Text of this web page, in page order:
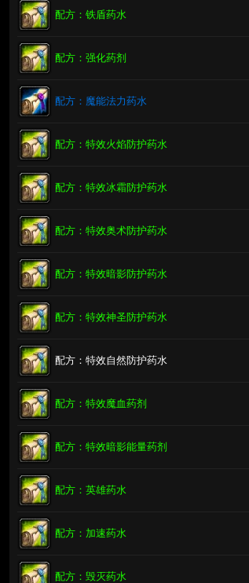
配方：铁盾药水
配方：强化药剂
配方：魔能法力药水
配方：特效火焰防护药水
配方：特效冰霜防护药水
配方：特效奥术防护药水
配方：特效暗影防护药水
配方：特效神圣防护药水
配方：特效自然防护药水
配方：特效魔血药剂
配方：特效暗影能量药剂
配方：英雄药水
配方：加速药水
配方：毁灭药水